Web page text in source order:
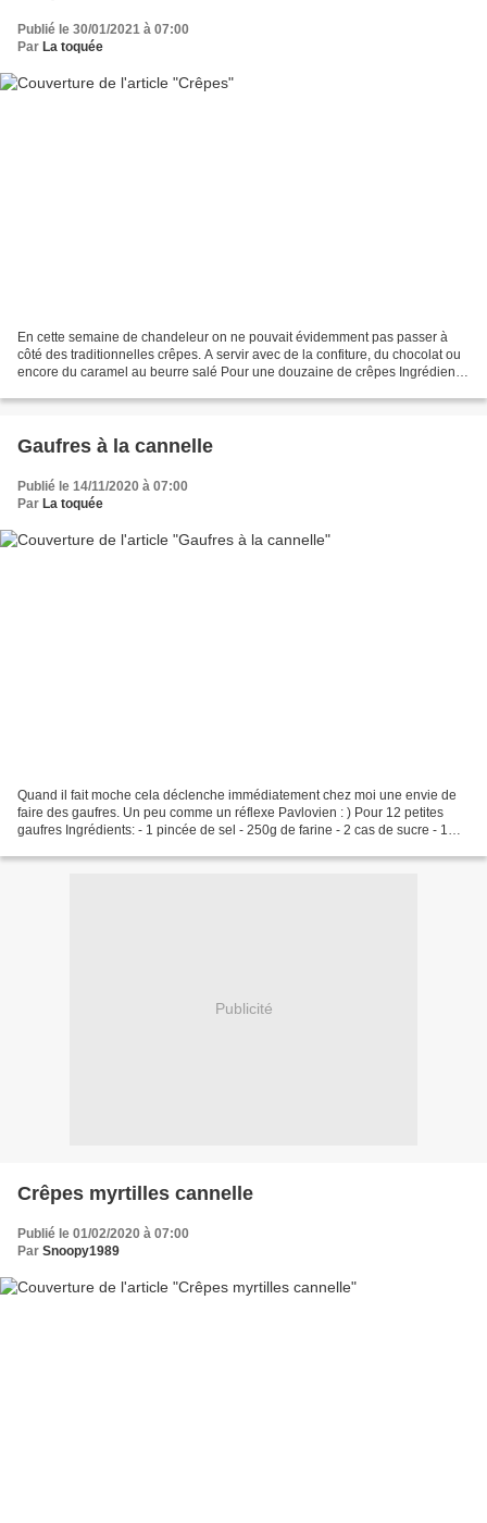
Publié le 30/01/2021 à 07:00
Par La toquée
En cette semaine de chandeleur on ne pouvait évidemment pas passer à
côté des traditionnelles crêpes. A servir avec de la confiture, du chocolat ou
encore du caramel au beurre salé Pour une douzaine de crêpes Ingrédients:
Gaufres à la cannelle
Publié le 14/11/2020 à 07:00
Par La toquée
Quand il fait moche cela déclenche immédiatement chez moi une envie de
faire des gaufres. Un peu comme un réflexe Pavlovien : ) Pour 12 petites
gaufres Ingrédients: - 1 pincée de sel - 250g de farine - 2 cas de sucre - 1
Publicité
Crêpes myrtilles cannelle
Publié le 01/02/2020 à 07:00
Par Snoopy1989